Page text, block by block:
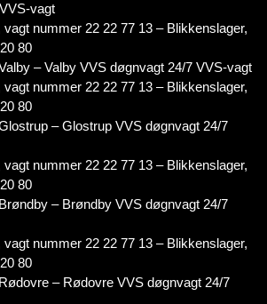
vagt
nummer 22 22 77 13 – Blikkenslager,
80
– Valby VVS døgnvagt 24/7 VVS-vagt
nummer 22 22 77 13 – Blikkenslager,
80
– Glostrup VVS døgnvagt 24/7
nummer 22 22 77 13 – Blikkenslager,
80
– Brøndby VVS døgnvagt 24/7
nummer 22 22 77 13 – Blikkenslager,
80
– Rødovre VVS døgnvagt 24/7